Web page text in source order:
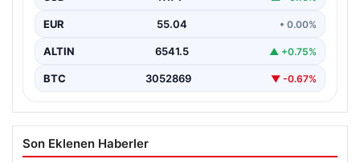
{ "title": "Tuzla'da 'Millet İradesine Saygı' Yürüyüşü ve
Özgür Çelik'ten Açıklamalar", "content": "Tuzla
ilçesinde…
EUR 55.04 • 0.00%
ALTIN 6541.5 ▲ +0.75%
BTC 3052869 ▼ -0.67%
Son Eklenen Haberler